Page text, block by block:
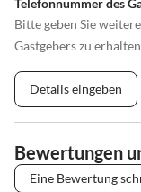
Bitte geben Sie
Gastgebers zu erhalten
Details eingeben
Bewertungen
Eine Bewertung